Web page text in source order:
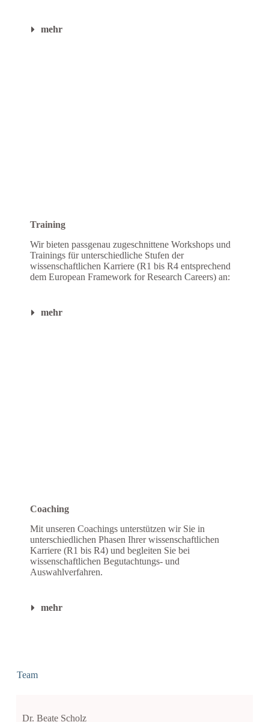
mehr
Training
Wir bieten passgenau zugeschnittene Workshops und
Trainings für unterschiedliche Stufen der
wissenschaftlichen Karriere (R1 bis R4 entsprechend
dem European Framework for Research Careers) an:
mehr
Coaching
Mit unseren Coachings unterstützen wir Sie in
unterschiedlichen Phasen Ihrer wissenschaftlichen
Karriere (R1 bis R4) und begleiten Sie bei
wissenschaftlichen Begutachtungs- und
Auswahlverfahren.
mehr
Team
Dr. Beate Scholz